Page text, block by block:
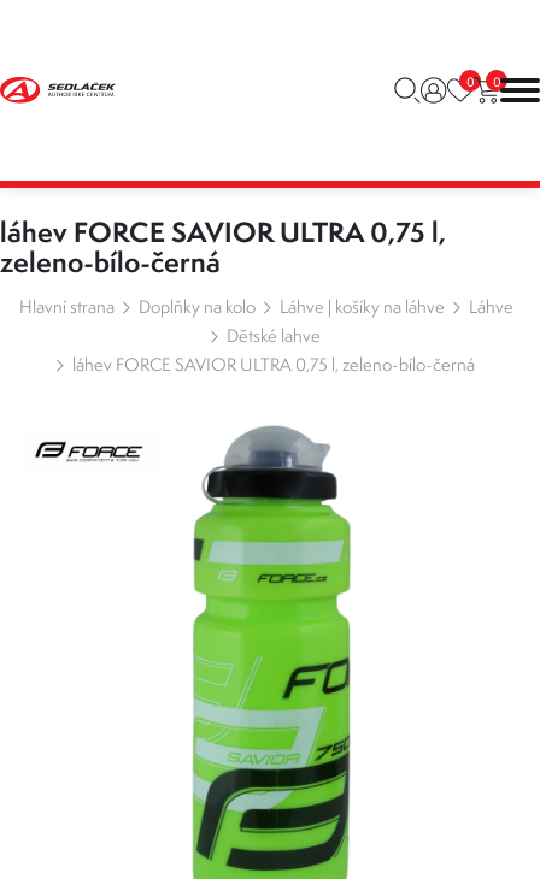
0 0
láhev FORCE SAVIOR ULTRA 0,75 l,
zeleno-bílo-černá
Hlavní strana Doplňky na kolo Láhve | košíky na láhve
Láhve
Dětské lahve
láhev FORCE SAVIOR ULTRA 0,75 l, zeleno-bílo-černá